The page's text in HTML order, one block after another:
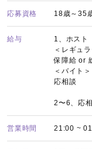
応募資格 18歳～35
給与
1、ホスト
＜レギュラ
保障給 or
＜バイト＞
応相談
2〜6、応
営業時間 21:00 ~